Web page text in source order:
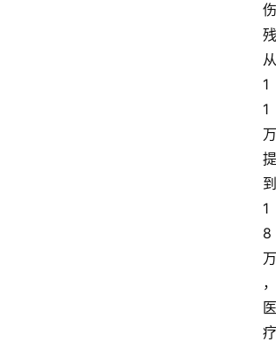
伤
残
从
1
1
万
提
到
1
8
万
，
医
疗